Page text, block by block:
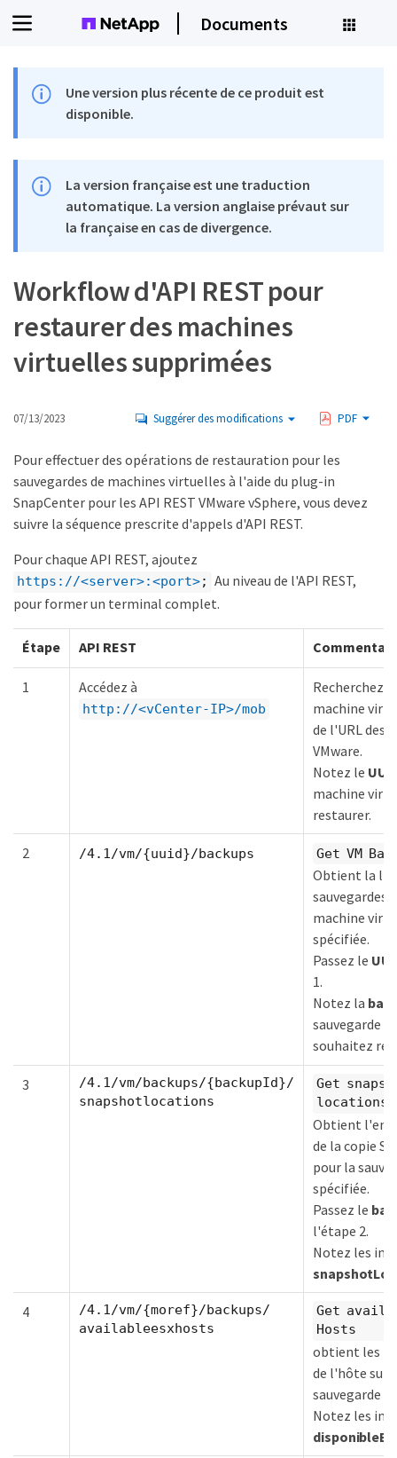
Documents
Une version plus récente de ce produit est
disponible.
La version française est une traduction
automatique. La version anglaise prévaut sur
la française en cas de divergence.
Workflow d'API REST pour
restaurer des machines
virtuelles supprimées
07/13/2023 Suggérer des modifications PDF
Pour effectuer des opérations de restauration pour les
sauvegardes de machines virtuelles à l'aide du plug-in
SnapCenter pour les API REST VMware vSphere, vous devez
suivre la séquence prescrite d'appels d'API REST.
Pour chaque API REST, ajoutez
https://<server>:<port>; Au niveau de l'API REST,
pour former un terminal complet.
Étape API REST
1 Accédez à
http://<vCenter-IP>/mob
Recherchez
machine
de l'URL des
VMware.
Notez le
machine
restaurer.
2 /4.1/vm/{uuid}/backups Get VM
Obtient la
sauvegardes
machine
spécifiée.
Passez le
1.
Notez la
sauvegarde
souhaitez
3
/4.1/vm/backups/{backupId}/
snapshotlocations
Get
locations
Obtient
de la copie
pour la
spécifiée.
Passez le
l'étape 2.
Notez les
4
/4.1/vm/{moref}/backups/
availableesxhosts
Get
Hosts
obtient les
de l'hôte sur
sauvegarde
Notez les